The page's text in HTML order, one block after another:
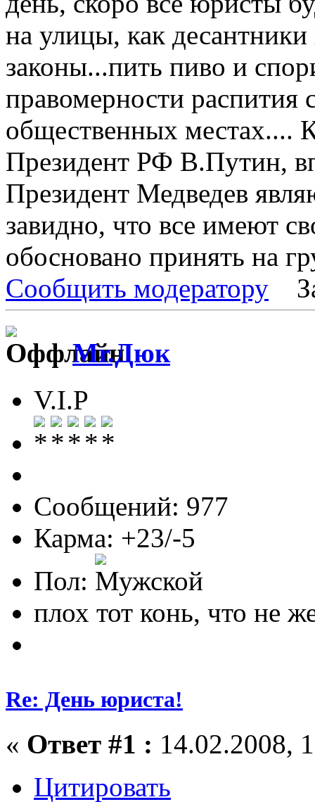
на улицы, как
законы...пить пиво и
правомерности распития
общественных местах....
Президент РФ В.Путин,
Президент Медведев
завидно, что все имеют
обосновано принять на
Сообщить модератору
Mr.Дюк
V.I.P
Сообщений: 977
Карма: +23/-5
Пол:
плох тот конь, что не
Re: День юриста!
« Ответ #1 : 14.02.2008,
Цитировать